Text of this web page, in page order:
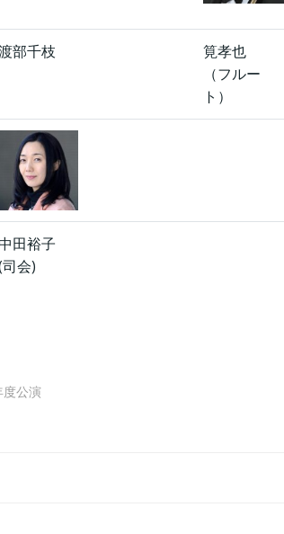
部千枝
筧孝也
（フルー
ト）
田裕子
会)
度公演